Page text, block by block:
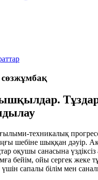
техникалық
шебіне шыққан дәуір.
оқушы санасына үздіксіз
бейім, ойы сергек жеке
сапалы білім мен